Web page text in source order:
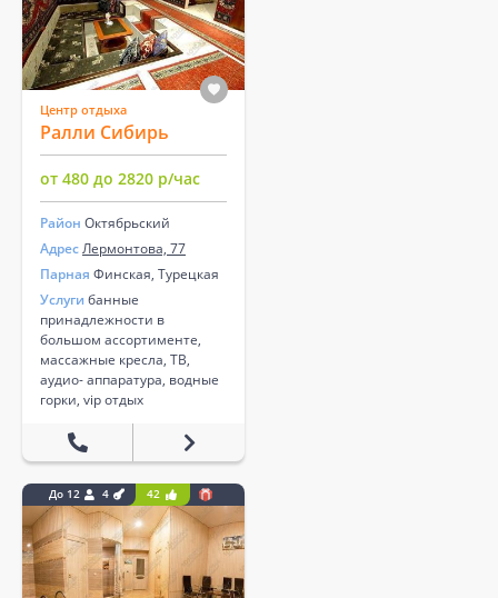
Центр отдыха
Ралли Сибирь
от 480 до 2820 р/час
Район Октябрьский
АдресЛермонтова, 77
Парная Финская, Турецкая
Услуги банные
принадлежности в
большом ассортименте,
массажные кресла, ТВ,
аудио- аппаратура, водные
горки, vip отдых
До 12 4 42